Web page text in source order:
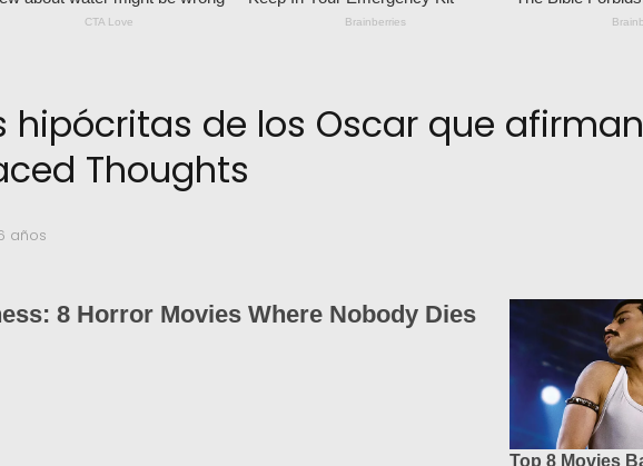
hipócritas de los Oscar que afirman
Thoughts
años